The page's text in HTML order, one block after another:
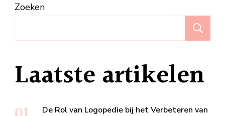
Zoeken
Laatste artikelen
De Rol van Logopedie bij het Verbeteren van